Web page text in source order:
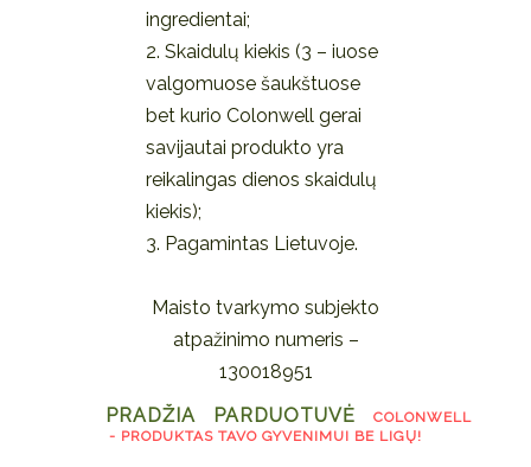
ingredientai;
2. Skaidulų kiekis (3 – iuose
valgomuose šaukštuose
bet kurio Colonwell gerai
savijautai produkto yra
reikalingas dienos skaidulų
kiekis);
3. Pagamintas Lietuvoje.
Maisto tvarkymo subjekto
atpažinimo numeris –
130018951
PRADŽIA
PARDUOTUVĖ
COLONWELL
- PRODUKTAS TAVO GYVENIMUI BE LIGŲ!